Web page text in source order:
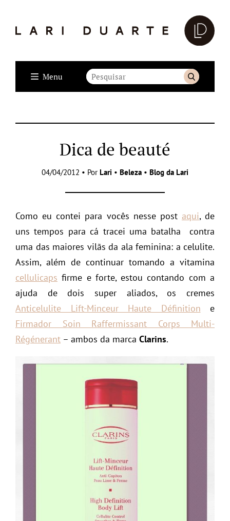
Menu
Dica de beauté
04/04/2012 • Por Lari • Beleza • Blog da Lari
Como eu contei para vocês nesse post aqui, de
uns tempos para cá tracei uma batalha contra
uma das maiores vilãs da ala feminina: a celulite.
Assim, além de continuar tomando a vitamina
cellulicaps firme e forte, estou contando com a
ajuda de dois super aliados, os cremes
Anticelulite Lift-Minceur Haute Définition e
Firmador Soin Raffermissant Corps Multi-
Régénerant – ambos da marca Clarins.